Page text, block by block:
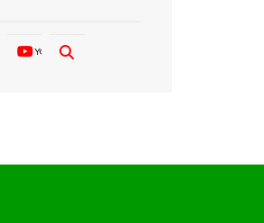
YOUTUBE